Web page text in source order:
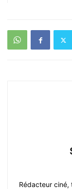
Rédacteur ciné,